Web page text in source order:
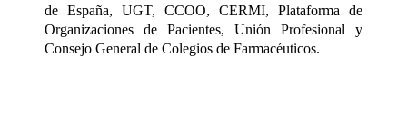
de España, UGT, CCOO, CERMI, Plataforma de
Organizaciones de Pacientes, Unión Profesional y
Consejo General de Colegios de Farmacéuticos.